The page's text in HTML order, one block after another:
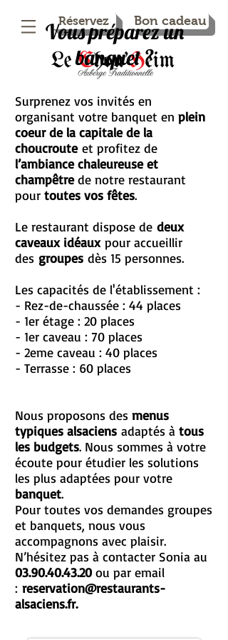
Réservez Bon cadeau
Vous préparez un
banquet ?
Surprenez vos invités en
organisant votre banquet en plein
coeur de la capitale de la
choucrouteet profitez de
l’ambiance chaleureuse et
champêtrede notre restaurant
pour toutes vos fêtes.
Le restaurant dispose de deux
caveaux idéauxpour accueillir
des groupes dès 15 personnes.
Les capacités de l'établissement :
- Rez-de-chaussée : 44 places
- 1er étage : 20 places
- 1er caveau : 70 places
- 2eme caveau : 40 places
- Terrasse : 60 places
Nous proposons des menus
typiques alsaciens adaptés à tous
les budgets. Nous sommes à votre
écoute pour étudier les solutions
les plus adaptées pour votre
banquet.
Pour toutes vos demandes groupes
et banquets, nous vous
accompagnons avec plaisir.
N’hésitez pas à contacter Sonia au
03.90.40.43.20 ou par email
: reservation@restaurants-
alsaciens.fr.